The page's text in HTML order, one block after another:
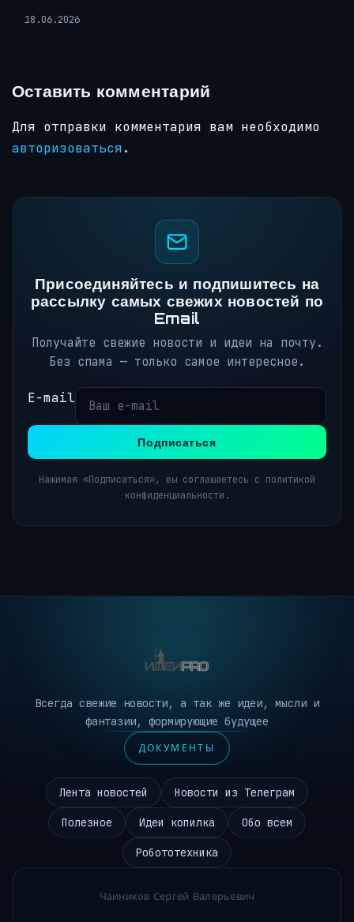
18.06.2026
Оставить комментарий
Для отправки комментария вам необходимо
авторизоваться.
Присоединяйтесь и подпишитесь на
рассылку самых свежих новостей по
Email
Получайте свежие новости и идеи на почту.
Без спама — только самое интересное.
E-mail
Подписаться
Нажимая «Подписаться», вы соглашаетесь с политикой
конфиденциальности.
Всегда свежие новости, а так же идеи, мысли и
фантазии, формирующие будущее
ДОКУМЕНТЫ
Лента новостей Новости из Телеграм
Полезное Идеи копилка Обо всем
Робототехника
Чаиников Сергей Валерьевич